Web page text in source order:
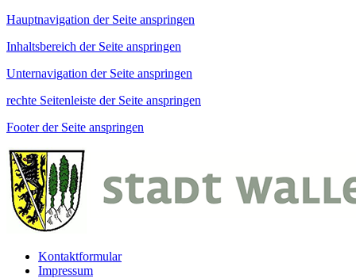
Hauptnavigation der Seite anspringen
Inhaltsbereich der Seite anspringen
Unternavigation der Seite anspringen
rechte Seitenleiste der Seite anspringen
Footer der Seite anspringen
Kontaktformular
Impressum